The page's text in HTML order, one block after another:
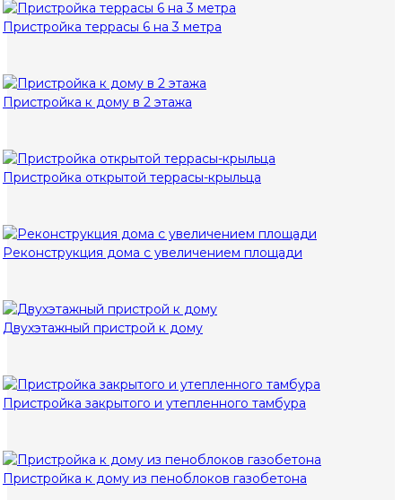
Пристройка террасы 6 на 3 метра
Пристройка к дому в 2 этажа
Пристройка открытой террасы-крыльца
Реконструкция дома с увеличением площади
Двухэтажный пристрой к дому
Пристройка закрытого и утепленного тамбура
Пристройка к дому из пеноблоков газобетона